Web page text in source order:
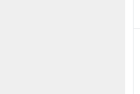
على اقتحام سبتة
المعادن الاستراتيجية